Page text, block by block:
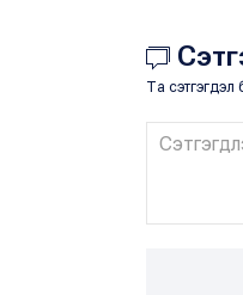
Та сэтгэгдэл